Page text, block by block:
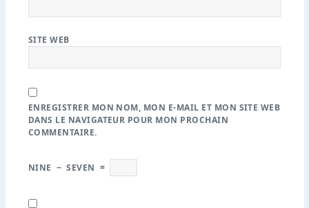
SITE WEB
ENREGISTRER MON NOM, MON E-MAIL ET MON SITE WEB
DANS LE NAVIGATEUR POUR MON PROCHAIN
COMMENTAIRE.
NINE − SEVEN =